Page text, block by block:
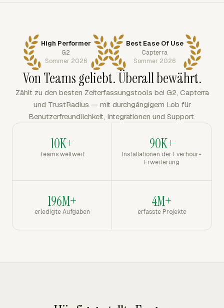
High Performer
G2
Sommer 2026
Best Ease Of Use
Capterra
Sommer 2026
Von Teams geliebt. Überall bewährt.
Zählt zu den besten Zeiterfassungstools bei G2, Capterra
und TrustRadius — mit durchgängigem Lob für
Benutzerfreundlichkeit, Integrationen und Support.
10K+
Teams weltweit
90K+
Installationen der Everhour-
Erweiterung
196M+
erledigte Aufgaben
4M+
erfasste Projekte